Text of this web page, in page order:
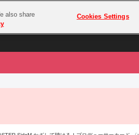
プレミアム会員とは
！サンシャイン‼
also share
Cookies Settings